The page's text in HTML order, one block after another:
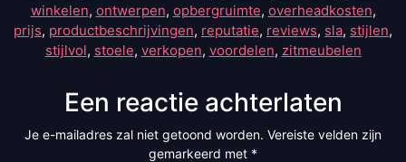
winkelen, ontwerpen, opbergruimte, overheadkosten,
prijs, productbeschrijvingen, reputatie, reviews, sla, stijlen,
stijlvol, stoele, verkopen, voordelen, zitmeubelen
Een reactie achterlaten
Je e-mailadres zal niet getoond worden. Vereiste velden zijn
gemarkeerd met *